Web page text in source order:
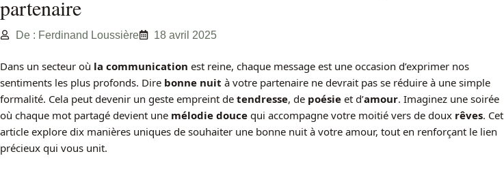
partenaire
De : Ferdinand Loussière 18 avril 2025
Dans un secteur où la communication est reine, chaque message est une occasion d’exprimer nos
sentiments les plus profonds. Dire bonne nuit à votre partenaire ne devrait pas se réduire à une simple
formalité. Cela peut devenir un geste empreint de tendresse, de poésie et d’amour. Imaginez une soirée
où chaque mot partagé devient une mélodie douce qui accompagne votre moitié vers de doux rêves. Cet
article explore dix manières uniques de souhaiter une bonne nuit à votre amour, tout en renforçant le lien
précieux qui vous unit.